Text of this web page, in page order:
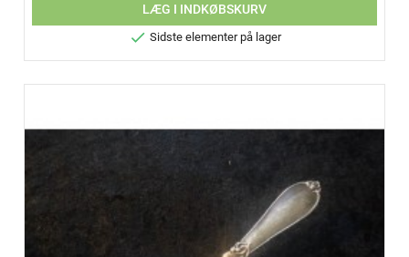
LÆG I INDKØBSKURV
 Sidste elementer på lager